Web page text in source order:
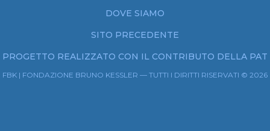
DOVE SIAMO
SITO PRECEDENTE
PROGETTO REALIZZATO CON IL CONTRIBUTO DELLA PAT
FBK | FONDAZIONE BRUNO KESSLER — TUTTI I DIRITTI RISERVATI © 2026